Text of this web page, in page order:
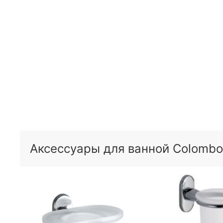
Аксессуары для ванной